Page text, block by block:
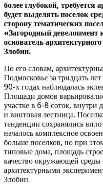
более глубокой, требуется
будет выделять поселок
сторону тематических
«Загородный девелопмент
основатель
Злобин.
По его словам,
Подмосковье за тридцать
90-х годах наблюдалась
Площади домов
участке в 6-8 соток, внутри
и винтовая лестница.
тенденции сохранялись
началось комплексное
больше поселков, но при
типовые дома, площадь
качество окружающей среды
архитектурными
Злобин.